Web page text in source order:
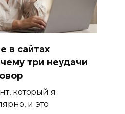
в сайтах
три неудачи
который я
и это